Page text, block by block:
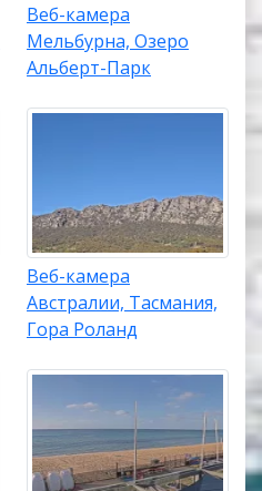
Веб-камера
Мельбурна, Озеро
Альберт-Парк
Веб-камера
Австралии, Тасмания,
Гора Роланд